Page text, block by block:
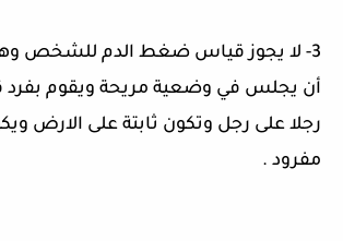
3-
لا يجوز قياس ضغط الدم للشخص
أن يجلس في وضعية مريحة ويقوم بفرد
رجلا على رجل وتكون ثابتة على الارض
مفرود .